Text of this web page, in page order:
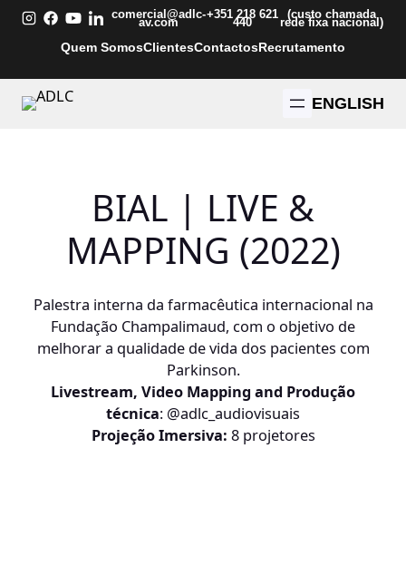
Saltar
para
conteúdo
comercial@adlc-
av.com
+351 218 621
440
(custo chamada
rede fixa nacional)
Quem SomosClientesContactosRecrutamento
ENGLISH
BIAL | LIVE &
MAPPING (2022)
Palestra interna da farmacêutica internacional na
Fundação Champalimaud, com o objetivo de
melhorar a qualidade de vida dos pacientes com
Parkinson.
Livestream, Video Mapping and Produção
técnica: @adlc_audiovisuais
Projeção Imersiva: 8 projetores